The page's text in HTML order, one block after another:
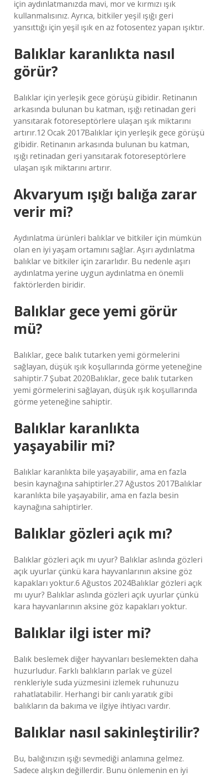
için aydınlatmanızda mavi, mor ve kırmızı ışık
kullanmalısınız. Ayrıca, bitkiler yeşil ışığı geri
yansıttığı için yeşil ışık en az fotosentez yapan ışıktır.
Balıklar karanlıkta nasıl
görür?
Balıklar için yerleşik gece görüşü gibidir. Retinanın
arkasında bulunan bu katman, ışığı retinadan geri
yansıtarak fotoreseptörlere ulaşan ışık miktarını
artırır.12 Ocak 2017Balıklar için yerleşik gece görüşü
gibidir. Retinanın arkasında bulunan bu katman,
ışığı retinadan geri yansıtarak fotoreseptörlere
ulaşan ışık miktarını artırır.
Akvaryum ışığı balığa zarar
verir mi?
Aydınlatma ürünleri balıklar ve bitkiler için mümkün
olan en iyi yaşam ortamını sağlar. Aşırı aydınlatma
balıklar ve bitkiler için zararlıdır. Bu nedenle aşırı
aydınlatma yerine uygun aydınlatma en önemli
faktörlerden biridir.
Balıklar gece yemi görür
mü?
Balıklar, gece balık tutarken yemi görmelerini
sağlayan, düşük ışık koşullarında görme yeteneğine
sahiptir.7 Şubat 2020Balıklar, gece balık tutarken
yemi görmelerini sağlayan, düşük ışık koşullarında
görme yeteneğine sahiptir.
Balıklar karanlıkta
yaşayabilir mi?
Balıklar karanlıkta bile yaşayabilir, ama en fazla
besin kaynağına sahiptirler.27 Ağustos 2017Balıklar
karanlıkta bile yaşayabilir, ama en fazla besin
kaynağına sahiptirler.
Balıklar gözleri açık mı?
Balıklar gözleri açık mı uyur? Balıklar aslında gözleri
açık uyurlar çünkü kara hayvanlarının aksine göz
kapakları yoktur.6 Ağustos 2024Balıklar gözleri açık
mı uyur? Balıklar aslında gözleri açık uyurlar çünkü
kara hayvanlarının aksine göz kapakları yoktur.
Balıklar ilgi ister mi?
Balık beslemek diğer hayvanları beslemekten daha
huzurludur. Farklı balıkların parlak ve güzel
renkleriyle suda yüzmesini izlemek ruhunuzu
rahatlatabilir. Herhangi bir canlı yaratık gibi
balıkların da bakıma ve ilgiye ihtiyacı vardır.
Balıklar nasıl sakinleştirilir?
Bu, balığınızın ışığı sevmediği anlamına gelmez.
Sadece alışkın değillerdir. Bunu önlemenin en iyi